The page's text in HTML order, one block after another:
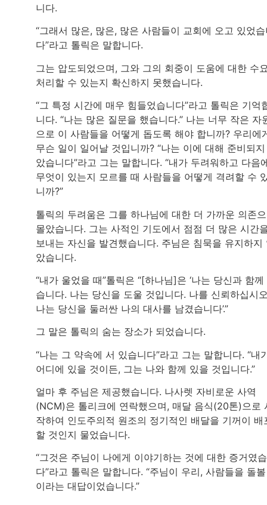
니다.
“그래서 많은, 많은, 많은 사람들이 교회에 오고 있었
다”라고 톨릭은 말합니다.
그는 압도되었으며, 그와 그의 회중이 도움에 대한 수
처리할 수 있는지 확신하지 못했습니다.
“그 특정 시간에 매우 힘들었습니다”라고 톨릭은 기억
니다. “나는 많은 질문을 했습니다.” 나는 너무 작은 자
으로 이 사람들을 어떻게 돕도록 해야 합니까? 우리에
무슨 일이 일어날 것입니까? “나는 이에 대해 준비되
았습니다”라고 그는 말합니다. “내가 두려워하고 다음
무엇이 있는지 모르를 때 사람들을 어떻게 격려할 수
니까?”
톨릭의 두려움은 그를 하나님에 대한 더 가까운 의존
몰았습니다. 그는 사적인 기도에서 점점 더 많은 시간
보내는 자신을 발견했습니다. 주님은 침묵을 유지하지
았습니다.
“내가 울었을 때”톨릭은 “[하나님]은 ‘나는 당신과 함께
습니다. 나는 당신을 도울 것입니다. 나를 신뢰하십시
나는 당신을 둘러싼 나의 대사를 남겼습니다’.”
그 말은 톨릭의 숨는 장소가 되었습니다.
“나는 그 약속에 서 있습니다”라고 그는 말합니다. “내
어디에 있을 것이든, 그는 나와 함께 있을 것입니다.”
얼마 후 주님은 제공했습니다. 나사렛 자비로운 사역
(NCM)은 톨리크에 연락했으며, 매달 음식(20톤)으로
작하여 인도주의적 원조의 정기적인 배달을 기꺼이 배
할 것인지 물었습니다.
“그것은 주님이 나에게 이야기하는 것에 대한 증거였
다”라고 톨릭은 말합니다. “주님이 우리, 사람들을 돌
이라는 대답이었습니다.”